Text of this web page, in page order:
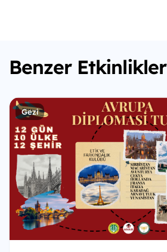
Benzer Etkinlikler
Gezi